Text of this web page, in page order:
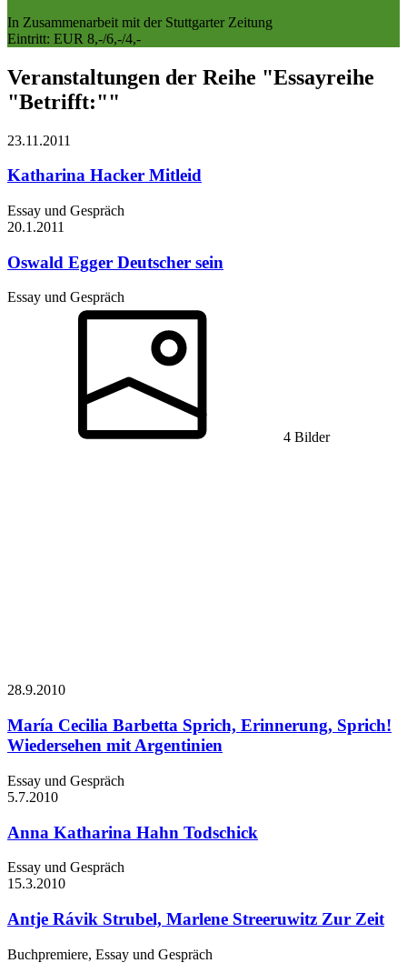
In Zusammenarbeit mit der Stuttgarter Zeitung
Eintritt: EUR 8,-/6,-/4,-
Veranstaltungen der Reihe "Essayreihe
"Betrifft:""
23.11.2011
Katharina Hacker Mitleid
Essay und Gespräch
20.1.2011
Oswald Egger Deutscher sein
Essay und Gespräch
4 Bilder
28.9.2010
María Cecilia Barbetta Sprich, Erinnerung, Sprich!
Wiedersehen mit Argentinien
Essay und Gespräch
5.7.2010
Anna Katharina Hahn Todschick
Essay und Gespräch
15.3.2010
Antje Rávik Strubel, Marlene Streeruwitz Zur Zeit
Buchpremiere, Essay und Gespräch